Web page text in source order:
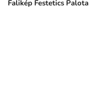
Falikép Festetics Palota